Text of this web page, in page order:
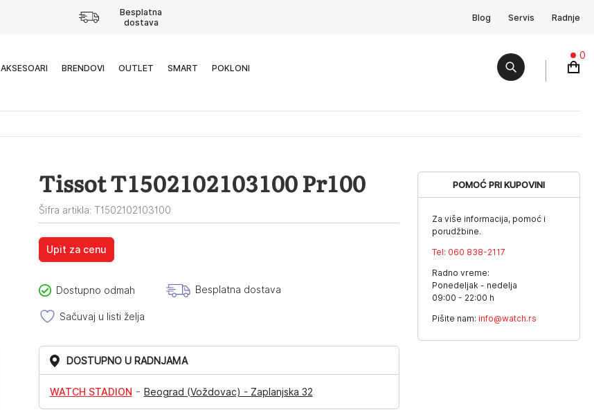
Besplatna
dostava
Blog Servis Radnje
AKSESOARI BRENDOVI OUTLET SMART POKLONI
0
Tissot T1502102103100 Pr100
Šifra artikla: T1502102103100
Upit za cenu
Dostupno odmah Besplatna dostava
Sačuvaj u listi želja
DOSTUPNO U RADNJAMA
WATCH STADION - Beograd (Voždovac) - Zaplanjska 32
POMOĆ PRI KUPOVINI
Za više informacija, pomoć i
porudžbine.
Tel: 060 838-2117
Radno vreme:
Ponedeljak - nedelja
09:00 - 22:00 h
Pišite nam: info@watch.rs